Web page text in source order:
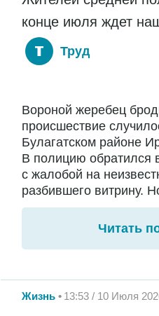
конце июля ждет
Труд
Вороной жеребец
происшествие
Булагатском районе
В полицию обратился
с жалобой на
разбившего витрину.
Читать
Жизнь 13:53 / 10 Июля